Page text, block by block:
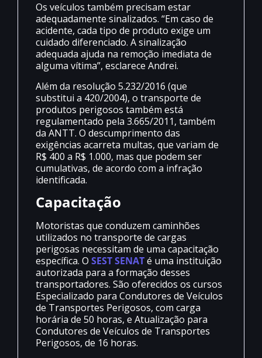
Os veículos também precisam estar
adequadamente sinalizados. “Em caso de
acidente, cada tipo de produto exige um
cuidado diferenciado. A sinalização
adequada ajuda na remoção imediata de
alguma vítima”, esclarece Andrei.
Além da resolução 5.232/2016 (que
substitui a 420/2004), o transporte de
produtos perigosos também está
regulamentado pela 3.665/2011, também
da ANTT. O descumprimento das
exigências acarreta multas, que variam de
R$ 400 a R$ 1.000, mas que podem ser
cumulativas, de acordo com a infração
identificada.
Capacitação
Motoristas que conduzem caminhões
utilizados no transporte de cargas
perigosas necessitam de uma capacitação
específica. O SEST SENATé uma instituição
autorizada para a formação desses
transportadores. São oferecidos os cursos
Especializado para Condutores de Veículos
de Transportes Perigosos, com carga
horária de 50 horas, e Atualização para
Condutores de Veículos de Transportes
Perigosos, de 16 horas.